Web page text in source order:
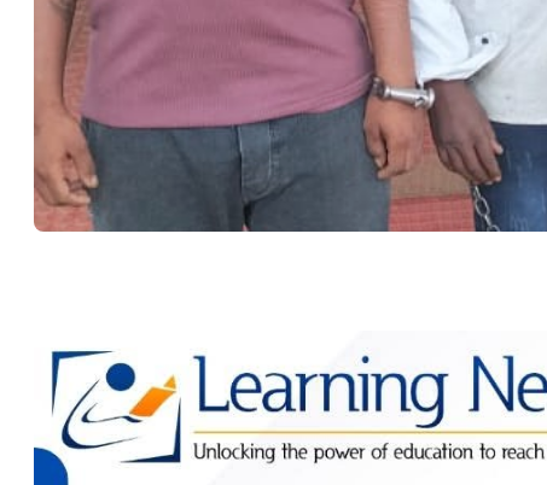
0:00